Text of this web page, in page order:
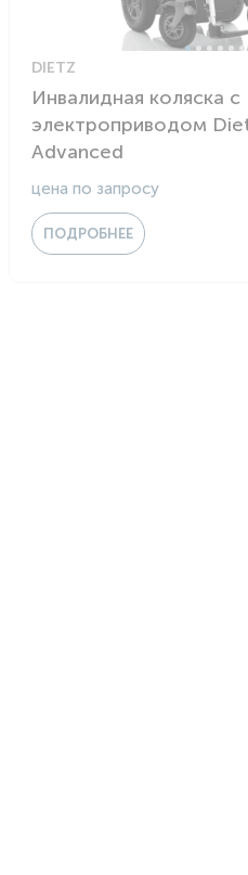
DIETZ
Инвалидная коляска с
электроприводом
Advanced
цена по запросу
ПОДРОБНЕЕ